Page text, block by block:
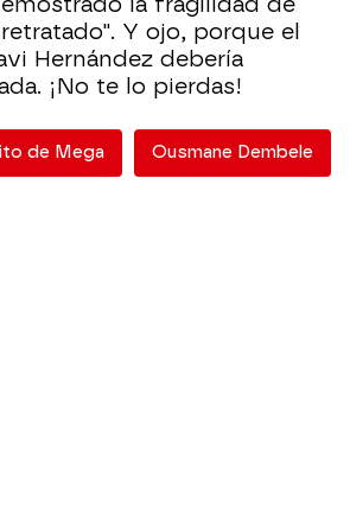
Y ojo, porque el
Hernández debería
¡No te lo pierdas!
de Mega Ousmane Dembele